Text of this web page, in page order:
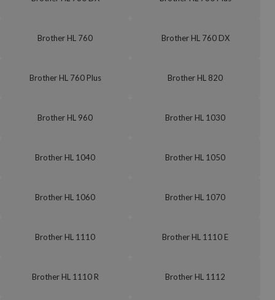
Brother HL 760 Brother HL 760 DX
Brother HL 760 Plus Brother HL 820
Brother HL 960 Brother HL 1030
Brother HL 1040 Brother HL 1050
Brother HL 1060 Brother HL 1070
Brother HL 1110 Brother HL 1110 E
Brother HL 1110 R Brother HL 1112